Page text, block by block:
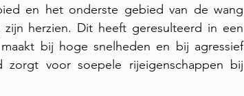
en het onderste gebied van de wang
herzien. Dit heeft geresulteerd in een
bij hoge snelheden en bij agressief
zorgt voor soepele rijeigenschappen bij